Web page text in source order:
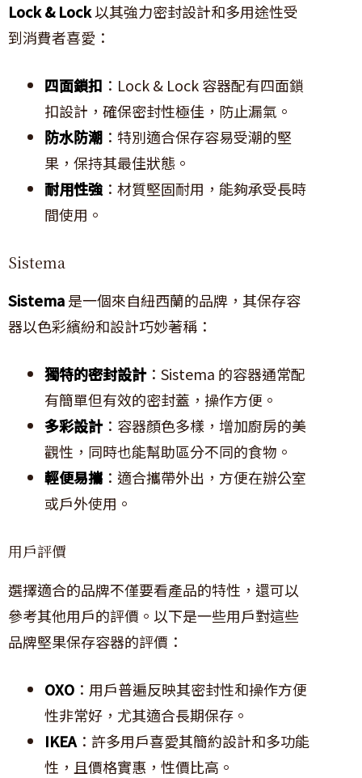
Lock & Lock以其強力密封設計和多用途性受
到消費者喜愛：
四面鎖扣 ：Lock & Lock 容器配有四面鎖
扣設計，確保密封性極佳，防止漏氣。
防水防潮 ：特別適合保存容易受潮的堅
果，保持其最佳狀態。
耐用性強 ：材質堅固耐用，能夠承受長時
間使用。
Sistema
Sistema是一個來自紐西蘭的品牌，其保存容
器以色彩繽紛和設計巧妙著稱：
獨特的密封設計：Sistema 的容器通常配
有簡單但有效的密封蓋，操作方便。
多彩設計：容器顏色多樣，增加廚房的美
觀性，同時也能幫助區分不同的食物。
輕便易攜 ：適合攜帶外出，方便在辦公室
或戶外使用。
用戶評價
選擇適合的品牌不僅要看產品的特性，還可以
參考其他用戶的評價。以下是一些用戶對這些
品牌堅果保存容器的評價：
OXO ：用戶普遍反映其密封性和操作方便
性非常好，尤其適合長期保存。
IKEA ：許多用戶喜愛其簡約設計和多功能
性，且價格實惠，性價比高。